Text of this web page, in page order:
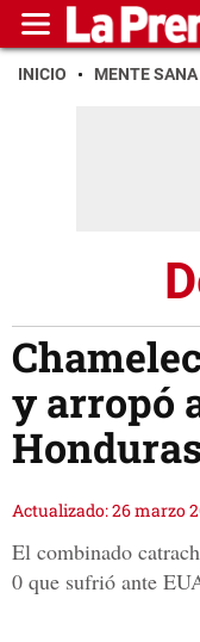
INICIO MENTE SANA
y arropó
Honduras
Actualizado: 26 marzo
El combinado
0 que sufrió ante